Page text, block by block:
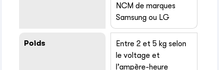
NCM de marques
Samsung ou LG
Poids
Entre 2 et 5 kg selon
le voltage et
l’ampère-heure